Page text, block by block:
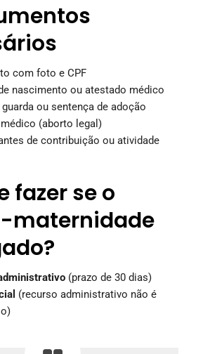
com foto e CPF
nascimento ou atestado médico
ou sentença de adoção
(aborto legal)
de contribuição ou atividade
fazer se o
maternidade
(prazo de 30 dias)
(recurso administrativo não é